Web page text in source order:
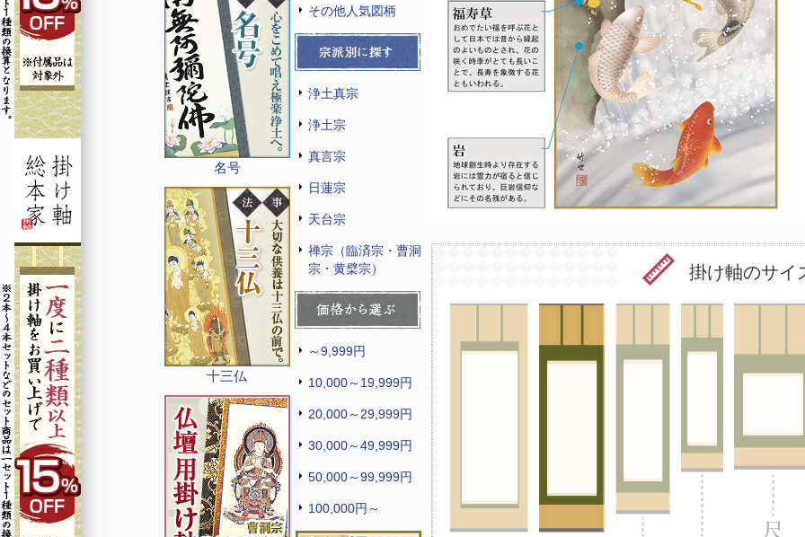
名号
十三仏
その他人気図柄
浄土真宗
浄土宗
真言宗
日蓮宗
天台宗
禅宗（臨済宗・曹洞
宗・黄檗宗）
～9,999円
10,000～19,999円
20,000～29,999円
30,000～49,999円
50,000～99,999円
100,000円～
掛け軸のサイ